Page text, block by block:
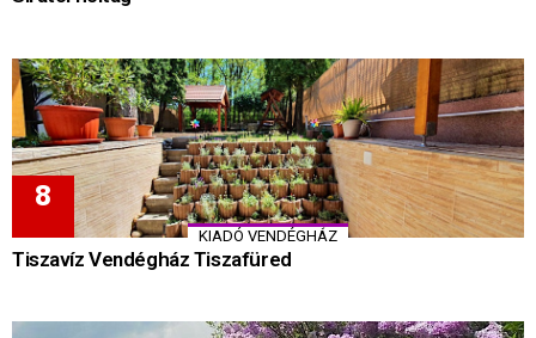
KIADÓ VENDÉGHÁZ
Tiszavíz Vendégház Tiszafüred